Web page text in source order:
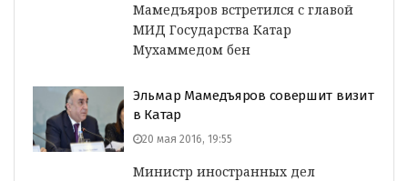
Мамедъяров встретился с главой
МИД Государства Катар
Мухаммедом бен
Эльмар Мамедъяров совершит визит
в Катар
20 мая 2016, 19:55
Министр иностранных дел